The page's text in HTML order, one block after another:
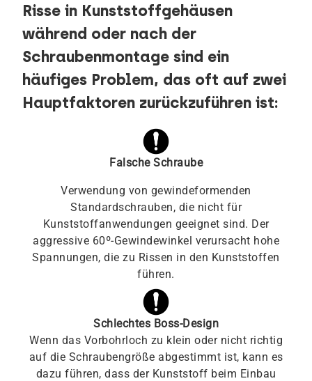
Risse in Kunststoffgehäusen
während oder nach der
Schraubenmontage sind ein
häufiges Problem, das oft auf zwei
Hauptfaktoren zurückzuführen ist:
Falsche Schraube
Verwendung von gewindeformenden
Standardschrauben, die nicht für
Kunststoffanwendungen geeignet sind. Der
aggressive 60º-Gewindewinkel verursacht hohe
Spannungen, die zu Rissen in den Kunststoffen
führen.
Schlechtes Boss-Design
Wenn das Vorbohrloch zu klein oder nicht richtig
auf die Schraubengröße abgestimmt ist, kann es
dazu führen, dass der Kunststoff beim Einbau